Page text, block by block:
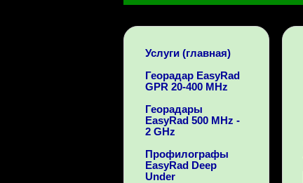
Услуги (главная)
Георадар EasyRad
GPR 20-400 MHz
Георадары
EasyRad 500 MHz -
2 GHz
Профилографы
EasyRad Deep
Under